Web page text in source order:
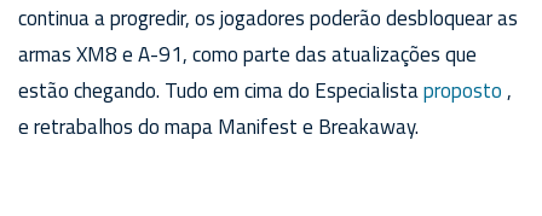
continua a progredir, os jogadores poderão desbloquear as
armas XM8 e A-91, como parte das atualizações que
estão chegando. Tudo em cima do Especialistaproposto,
e retrabalhos do mapa Manifest e Breakaway.